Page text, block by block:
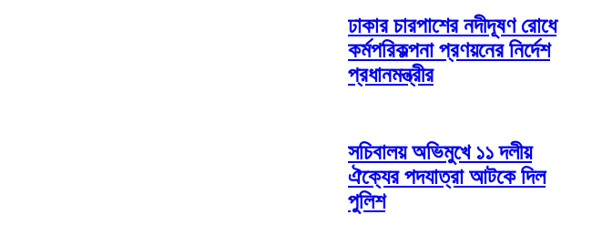
ঢাকার চারপাশের নদীদূষণ রোধে
কর্মপরিকল্পনা প্রণয়নের নির্দেশ
প্রধানমন্ত্রীর
সচিবালয় অভিমুখে ১১ দলীয়
ঐক্যের পদযাত্রা আটকে দিল
পুলিশ